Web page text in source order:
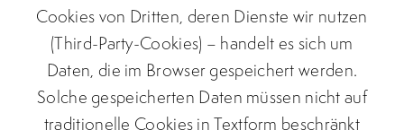
Cookies von Dritten, deren Dienste wir nutzen
(Third-Party-Cookies) – handelt es sich um
Daten, die im Browser gespeichert werden.
Solche gespeicherten Daten müssen nicht auf
traditionelle Cookies in Textform beschränkt